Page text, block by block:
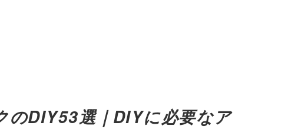
のDIY53選｜DIYに必要なア